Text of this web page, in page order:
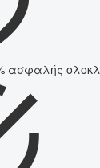
ασφαλής